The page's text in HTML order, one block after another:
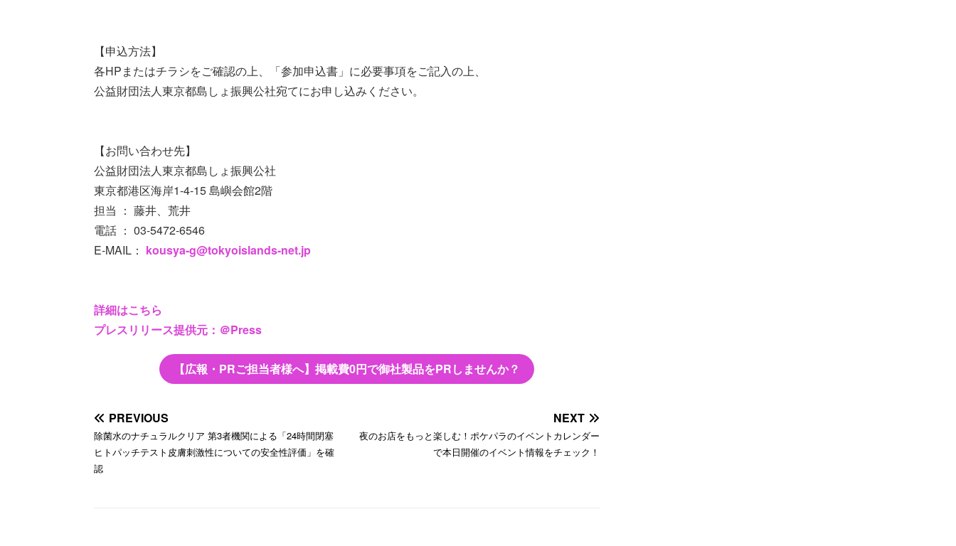
【申込方法】
各HPまたはチラシをご確認の上、「参加申込書」に必要事項をご記入の上、
公益財団法人東京都島しょ振興公社宛てにお申し込みください。
【お問い合わせ先】
公益財団法人東京都島しょ振興公社
東京都港区海岸1-4-15 島嶼会館2階
担当 ： 藤井、荒井
電話 ： 03-5472-6546
E-MAIL： kousya-g@tokyoislands-net.jp
詳細はこちら
プレスリリース提供元：＠Press
【広報・PRご担当者様へ】掲載費0円で御社製品をPRしませんか？
PREVIOUS
除菌水のナチュラルクリア 第3者機関による「24時間閉塞
ヒトパッチテスト皮膚刺激性についての安全性評価」を確
認
NEXT
夜のお店をもっと楽しむ！ポケパラのイベントカレンダー
で本日開催のイベント情報をチェック！